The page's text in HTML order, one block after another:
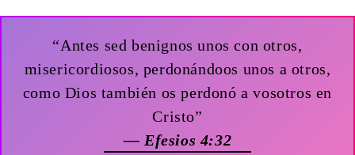
“Antes sed benignos unos con otros,
misericordiosos, perdonándoos unos a otros,
como Dios también os perdonó a vosotros en
Cristo”
— Efesios 4:32